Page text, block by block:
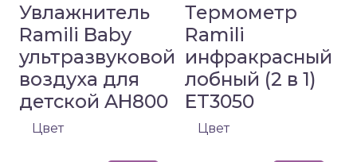
Увлажнитель
Ramili Baby
ультразвуковой
воздуха для
детской AH800
Цвет
Термометр
Ramili
инфракрасный
лобный (2 в 1)
ET3050
Цвет